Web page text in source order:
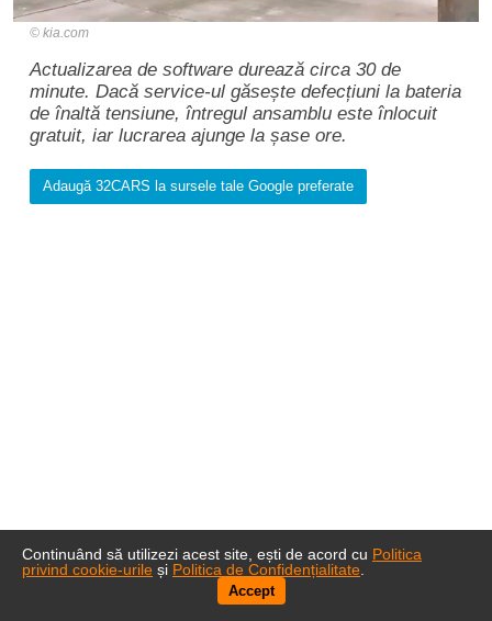
kia.com
Actualizarea de software durează circa 30 de
minute. Dacă service-ul găsește defecțiuni la bateria
de înaltă tensiune, întregul ansamblu este înlocuit
gratuit, iar lucrarea ajunge la șase ore.
Adaugă 32CARS la sursele tale Google preferate
Continuând să utilizezi acest site, ești de acord cu Politica
privind cookie-urile și Politica de Confidențialitate
Accept